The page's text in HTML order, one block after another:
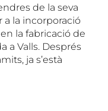
de la seva
a la incorporació
la fabricació de
a Valls. Després
ja s’està